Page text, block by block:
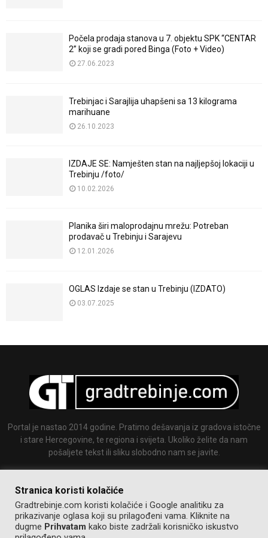
Počela prodaja stanova u 7. objektu SPK “CENTAR
2” koji se gradi pored Binga (Foto + Video)
27.06.2023
Trebinjac i Sarajlija uhapšeni sa 13 kilograma
marihuane
26.10.2023
IZDAJE SE: Namješten stan na najljepšoj lokaciji u
Trebinju /foto/
10.02.2026
Planika širi maloprodajnu mrežu: Potreban
prodavač u Trebinju i Sarajevu
12.01.2026
OGLAS Izdaje se stan u Trebinju (IZDATO)
03.07.2025
Portal je nastao 2014 godine. Pratimo dešavanja iz gradova istočne
i stare Hercegovine, te regiona i svijeta. Ukoliko želite da nam
pošaljete tekst ili sliku slobodno nam se javite.
Stranica koristi kolačiće
Gradtrebinje.com koristi kolačiće i Google analitiku za
prikazivanje oglasa koji su prilagođeni vama. Kliknite na
dugme Prihvatam kako biste zadržali korisničko iskustvo